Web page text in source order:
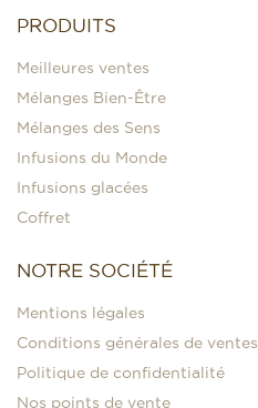
PRODUITS
Meilleures ventes
Mélanges Bien-Être
Mélanges des Sens
Infusions du Monde
Infusions glacées
Coffret
NOTRE SOCIÉTÉ
Mentions légales
Conditions générales de ventes
Politique de confidentialité
Nos points de vente